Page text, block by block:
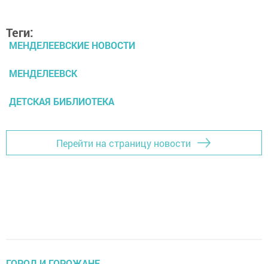
Теги:
МЕНДЕЛЕЕВСКИЕ НОВОСТИ
МЕНДЕЛЕЕВСК
ДЕТСКАЯ БИБЛИОТЕКА
Перейти на страницу новости